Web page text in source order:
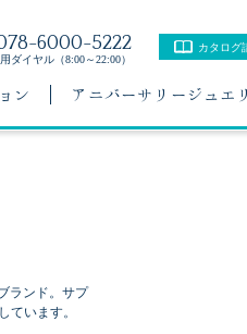
6000-5222
ダイヤル（8:00～22:00）
カタログ
ン アニバーサリージュエ
ランド。サプ
います。